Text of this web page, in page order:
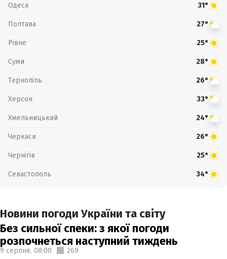
Одеса 31°
Полтава 27°
Рівне 25°
Суми 28°
Тернопіль 26°
Херсон 33°
Хмельницький 24°
Черкаси 26°
Чернігів 25°
Севастополь 34°
Новини погоди України та світу
Без сильної спеки: з якої погоди
розпочнеться наступний тиждень
9 серпня, 08:00 269